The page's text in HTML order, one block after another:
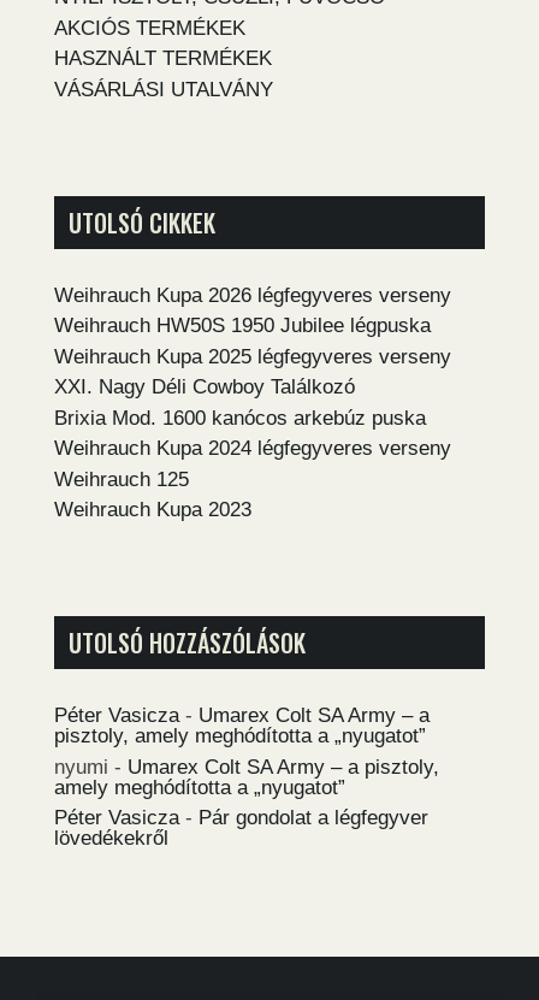
AKCIÓS TERMÉKEK
HASZNÁLT TERMÉKEK
VÁSÁRLÁSI UTALVÁNY
UTOLSÓ CIKKEK
Weihrauch Kupa 2026 légfegyveres verseny
Weihrauch HW50S 1950 Jubilee légpuska
Weihrauch Kupa 2025 légfegyveres verseny
XXI. Nagy Déli Cowboy Találkozó
Brixia Mod. 1600 kanócos arkebúz puska
Weihrauch Kupa 2024 légfegyveres verseny
Weihrauch 125
Weihrauch Kupa 2023
UTOLSÓ HOZZÁSZÓLÁSOK
Péter Vasicza- Umarex Colt SA Army – a
pisztoly, amely meghódította a „nyugatot”
nyumi - Umarex Colt SA Army – a pisztoly,
amely meghódította a „nyugatot”
Péter Vasicza- Pár gondolat a légfegyver
lövedékekről